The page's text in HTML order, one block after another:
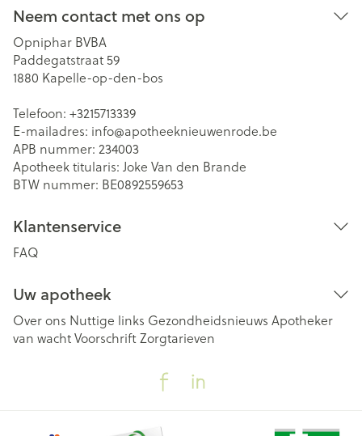
Neem contact met ons op
Opniphar BVBA
Paddegatstraat 59
1880 Kapelle-op-den-bos
Telefoon: +3215713339
E-mailadres: info@apotheeknieuwenrode.be
APB nummer: 234003
Apotheek titularis: Joke Van den Brande
BTW nummer: BE0892559653
Klantenservice
FAQ
Uw apotheek
Over ons Nuttige links Gezondheidsnieuws Apotheker
van wachtVoorschriftZorgtarieven